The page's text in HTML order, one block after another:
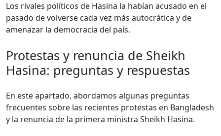
Los rivales políticos de Hasina la habían acusado en el
pasado de volverse cada vez más autocrática y de
amenazar la democracia del país.
Protestas y renuncia de Sheikh
Hasina: preguntas y respuestas
En este apartado, abordamos algunas preguntas
frecuentes sobre las recientes protestas en Bangladesh
y la renuncia de la primera ministra Sheikh Hasina.